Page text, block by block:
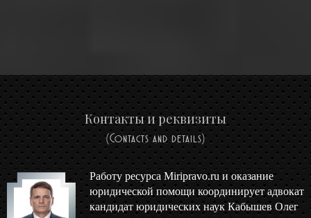
Контакты и реквизиты
(Contacts and details)
Работу ресурса Miripravo.ru и оказание
юридической помощи координирует адвокат
кандидат юридических наук Кабышев Олег